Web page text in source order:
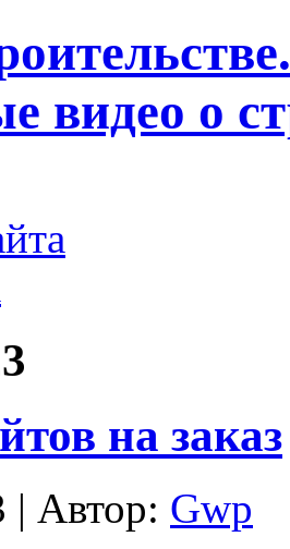
видео о
на заказ
| Автор: Gwp